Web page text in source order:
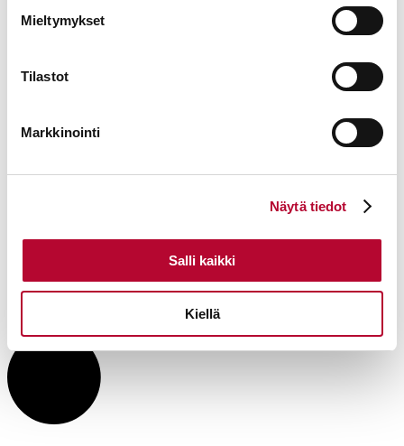
Mieltymykset
Tilastot
Markkinointi
Näytä tiedot
Salli kaikki
Kiellä